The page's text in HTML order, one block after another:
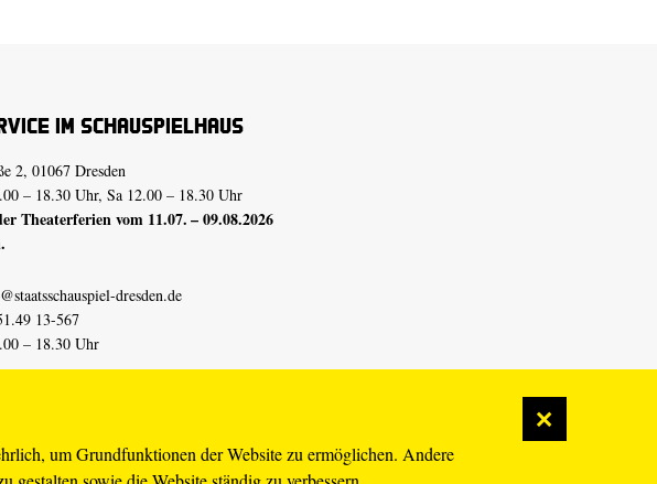
um Grundfunktionen der Website zu ermöglichen. Andere
im Schauspielhaus
2, 01067 Dresden
– 18.30 Uhr, Sa 12.00 – 18.30 Uhr
Theaterferien vom 11.07. – 09.08.2026
dresden.de
13-567
– 18.30 Uhr